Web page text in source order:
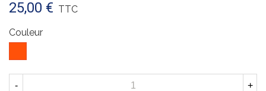
25,00 € TTC
Couleur
orangé
- +